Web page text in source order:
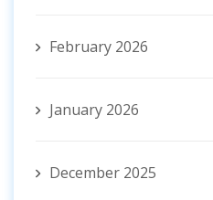
February 2026
January 2026
December 2025